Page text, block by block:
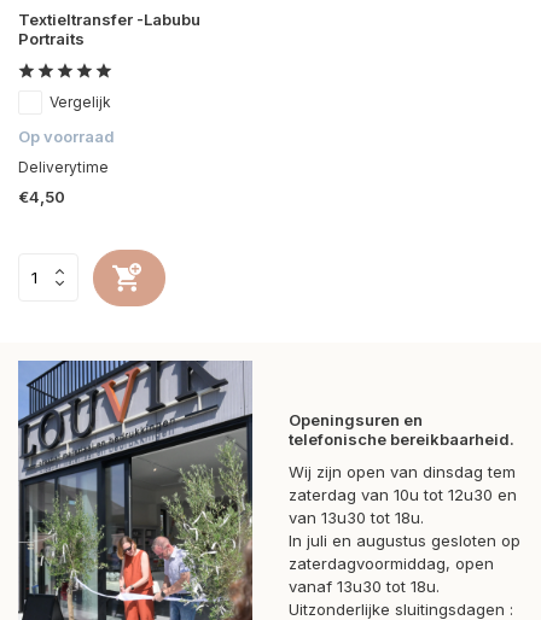
Textieltransfer -Labubu
Portraits
Vergelijk
Op voorraad
Deliverytime
€4,50
Openingsuren en
telefonische bereikbaarheid.
Wij zijn open van dinsdag tem
zaterdag van 10u tot 12u30 en
van 13u30 tot 18u.
In juli en augustus gesloten op
zaterdagvoormiddag, open
vanaf 13u30 tot 18u.
Uitzonderlijke sluitingsdagen :